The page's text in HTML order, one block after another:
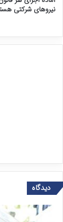
نیروهای شرکتی
دیدگاه